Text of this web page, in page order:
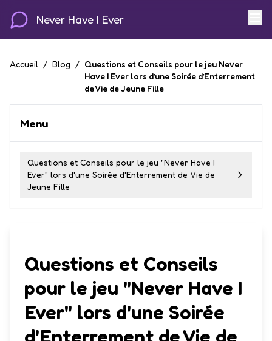
Never Have I Ever
Accueil / Blog / Questions et Conseils pour le jeu Never
Have I Ever lors d’une Soirée d’Enterrement
de Vie de Jeune Fille
Menu
Questions et Conseils pour le jeu "Never Have I
Ever" lors d'une Soirée d'Enterrement de Vie de
Jeune Fille
Questions et Conseils
pour le jeu "Never Have I
Ever" lors d'une Soirée